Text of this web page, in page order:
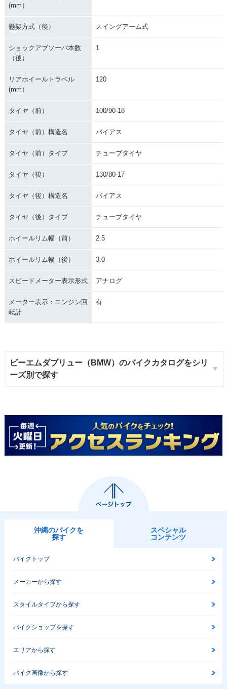
(mm）
懸架方式（後） スイングアーム式
ショックアブソーバ本数
（後）
1
リアホイールトラベル
(mm）
120
タイヤ（前） 100/90-18
タイヤ（前）構造名 バイアス
タイヤ（前）タイプ チューブタイヤ
タイヤ（後） 130/80-17
タイヤ（後）構造名 バイアス
タイヤ（後）タイプ チューブタイヤ
ホイールリム幅（前） 2.5
ホイールリム幅（後） 3.0
スピードメーター表示形式 アナログ
メーター表示：エンジン回
転計
有
ビーエムダブリュー（BMW）のバイクカタログをシリ
ーズ別で探す
沖縄のバイクを
探す
スペシャル
コンテンツ
バイクトップ
メーカーから探す
スタイルタイプから探す
バイクショップを探す
エリアから探す
バイク画像から探す